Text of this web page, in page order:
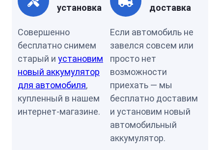
установка
Совершенно
бесплатно снимем
старый и установим
новый аккумулятор
для автомобиля,
купленный в нашем
интернет-магазине.
доставка
Если автомобиль не
завелся совсем или
просто нет
возможности
приехать — мы
бесплатно доставим
и установим новый
автомобильный
аккумулятор.